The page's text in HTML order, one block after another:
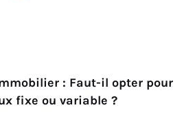
: Faut-il opter pour
fixe ou variable ?